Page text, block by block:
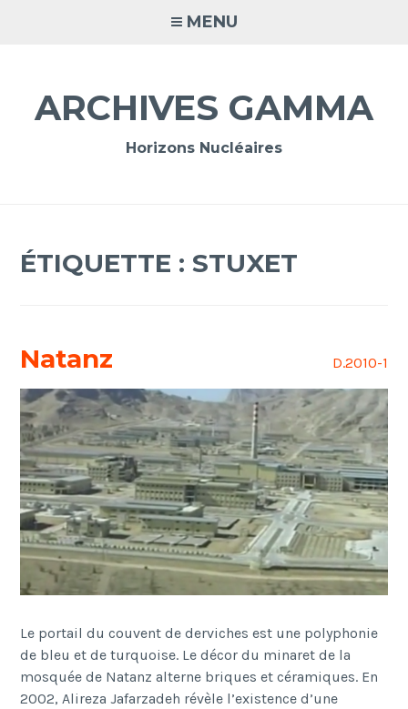
MENU
ARCHIVES GAMMA
Horizons Nucléaires
ÉTIQUETTE :STUXET
Natanz D.2010-1
Le portail du couvent de derviches est une polyphonie
de bleu et de turquoise. Le décor du minaret de la
mosquée de Natanz alterne briques et céramiques. En
2002, Alireza Jafarzadeh révèle l’existence d’une